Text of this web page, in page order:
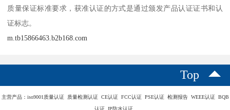
质量保证标准要求，获准认证的方式是通过颁发产品认证证书和认
证标志。
m.tb15866463.b2b168.com
Top
主营产品：iso9001质量认证 质量检测认证 CE认证 FCC认证 PSE认证 检测报告 WEEE认证 BQB
认证 IP防水认证